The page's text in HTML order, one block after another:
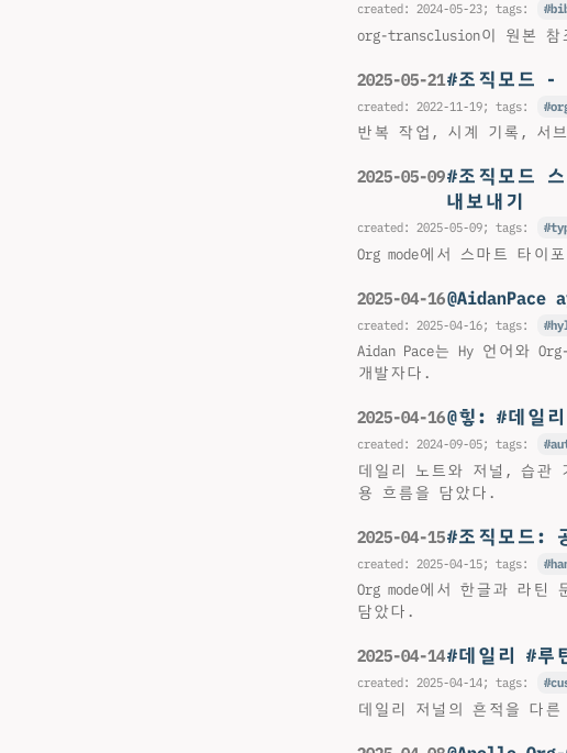
created: 2024-05-23; tags:
org-transclusion이 원본
2025-05-21#조직모드 -
created: 2022-11-19; tags:
반복 작업, 시계 기록, 서
2025-05-09#조직모드
내보내기
created: 2025-05-09; tags:
Org mode에서 스마트 타
2025-04-16
created: 2025-04-16; tags:
Aidan Pace는 Hy 언어와
개발자다.
2025-04-16@힣: #데일
created: 2024-09-05; tags:
데일리 노트와 저널, 습관
용 흐름을 담았다.
2025-04-15#조직모드:
created: 2025-04-15; tags:
Org mode에서 한글과 라
담았다.
2025-04-14#데일리 #
created: 2025-04-14; tags:
데일리 저널의 흔적을 다